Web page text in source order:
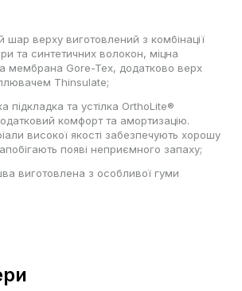
шар верху виготовлений з комбінації
та синтетичних волокон, міцна
мембрана Gore-Tex, додатково верх
Thinsulate;
підкладка та устілка OrthoLite®
комфорт та амортизацію.
високої якості забезпечують хорошу
появі неприємного запаху;
виготовлена з особливої гуми
демісезон;
виключно за допомогою компанії